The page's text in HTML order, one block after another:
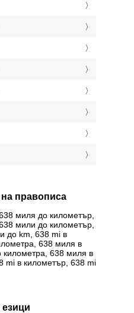
правописа
миля до километър,
мили до километър,
до km, 638 mi в
638 миля в
638 миля в
mi в километър, 638 mi
езици